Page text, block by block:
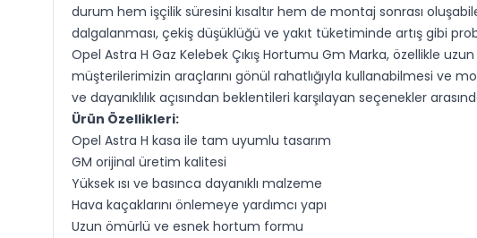
durum hem işçilik süresini kısaltır hem de montaj sonrası
dalgalanması, çekiş düşüklüğü ve yakıt tüketiminde artış gibi
Opel Astra H Gaz Kelebek Çıkış Hortumu Gm Marka, özellikle
müşterilerimizin araçlarını gönül rahatlığıyla kullanabilmesi ve
ve dayanıklılık açısından beklentileri karşılayan seçenekler
Ürün Özellikleri:
Opel Astra H kasa ile tam uyumlu tasarım
GM orijinal üretim kalitesi
Yüksek ısı ve basınca dayanıklı malzeme
Hava kaçaklarını önlemeye yardımcı yapı
Uzun ömürlü ve esnek hortum formu